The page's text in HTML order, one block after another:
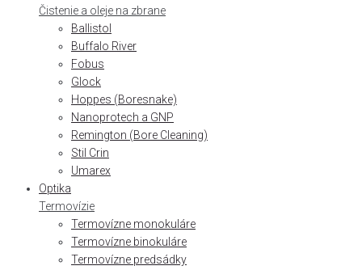
Čistenie a oleje na zbrane
Ballistol
Buffalo River
Fobus
Glock
Hoppes (Boresnake)
Nanoprotech a GNP
Remington (Bore Cleaning)
Stil Crin
Umarex
Optika
Termovízie
Termovízne monokuláre
Termovízne binokuláre
Termovízne predsádky